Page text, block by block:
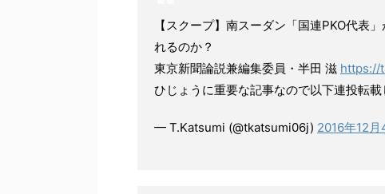
【スクープ】南スーダン「国連PKO代表
れるのか？
東京新聞論説兼編集委員・半田 滋 https://
ひじょうに重要な記事なので以下連投転載
— T.Katsumi (@tkatsumi06j) 2016年12月